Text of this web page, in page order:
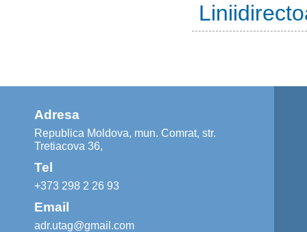
Adresa
Republica Moldova, mun. Comrat, str.
Tretiacova 36,
Tel
+373 298 2 26 93
Email
adr.utag@gmail.com